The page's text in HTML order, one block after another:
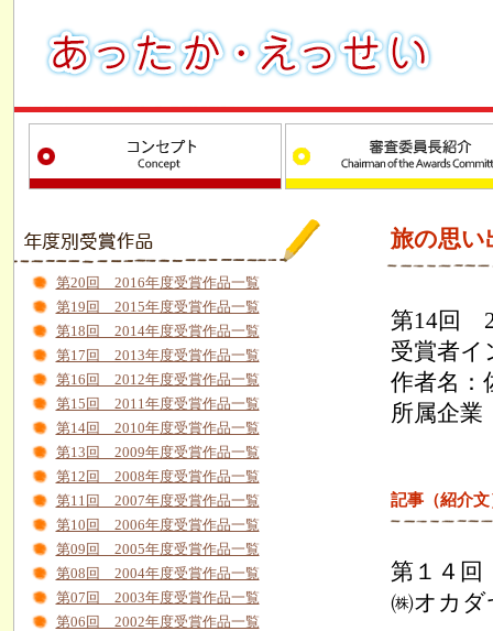
第20回 2016年度受賞作品一覧
第19回 2015年度受賞作品一覧
第18回 2014年度受賞作品一覧
第17回 2013年度受賞作品一覧
第16回 2012年度受賞作品一覧
第15回 2011年度受賞作品一覧
第14回 2010年度受賞作品一覧
第13回 2009年度受賞作品一覧
第12回 2008年度受賞作品一覧
第11回 2007年度受賞作品一覧
第10回 2006年度受賞作品一覧
第09回 2005年度受賞作品一覧
第08回 2004年度受賞作品一覧
第07回 2003年度受賞作品一覧
第06回 2002年度受賞作品一覧
旅の思い
第14回
受賞者イ
作者名：
所属企業
記事（紹介文
第１４
㈱オカ